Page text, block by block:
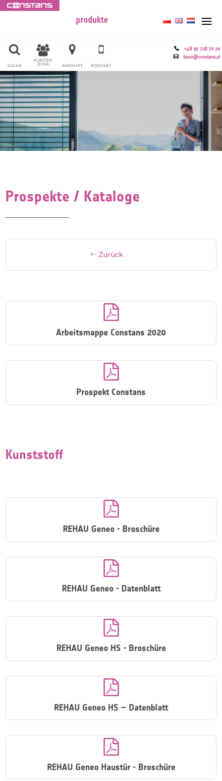
produkte
+48 95 728 70 20
biuro@constans.pl
KONTAKT
ANFAHRT
KUNDEN
ZONE
SUCHE
Prospekte / Kataloge
Zurück

Arbeitsmappe Constans 2020

Prospekt Constans
Kunststoff

REHAU Geneo - Broschüre

REHAU Geneo - Datenblatt

REHAU Geneo HS - Broschüre

REHAU Geneo HS – Datenblatt

REHAU Geneo Haustür - Broschüre